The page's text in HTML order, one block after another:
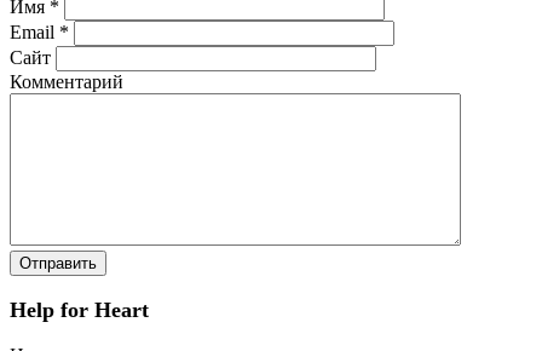
Имя *
Email *
Сайт
Комментарий
Help for Heart